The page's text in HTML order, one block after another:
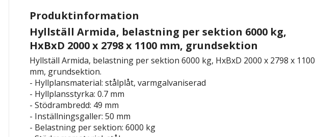
Produktinformation
Hyllställ Armida, belastning per sektion 6000 kg,
HxBxD 2000 x 2798 x 1100 mm, grundsektion
Hyllställ Armida, belastning per sektion 6000 kg, HxBxD 2000 x 2798 x 1100
mm, grundsektion.
- Hyllplansmaterial: stålplåt, varmgalvaniserad
- Hyllplansstyrka: 0.7 mm
- Stödrambredd: 49 mm
- Inställningsgaller: 50 mm
- Belastning per sektion: 6000 kg